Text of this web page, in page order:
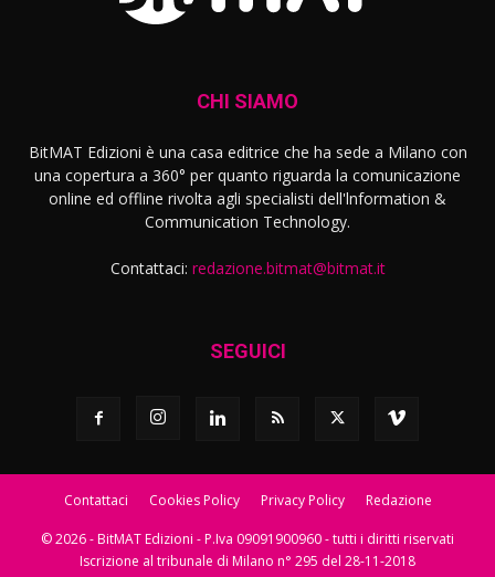
CHI SIAMO
BitMAT Edizioni è una casa editrice che ha sede a Milano con
una copertura a 360° per quanto riguarda la comunicazione
online ed offline rivolta agli specialisti dell'lnformation &
Communication Technology.
Contattaci: redazione.bitmat@bitmat.it
SEGUICI
Contattaci Cookies Policy Privacy Policy Redazione
© 2026 - BitMAT Edizioni - P.Iva 09091900960 - tutti i diritti riservati
Iscrizione al tribunale di Milano n° 295 del 28-11-2018